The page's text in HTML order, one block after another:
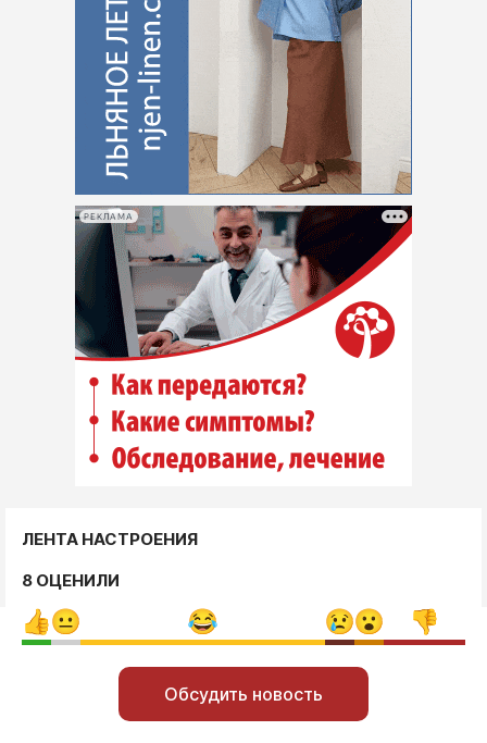
РЕКЛАМА
ЛЕНТА НАСТРОЕНИЯ
8 ОЦЕНИЛИ
Обсудить новость